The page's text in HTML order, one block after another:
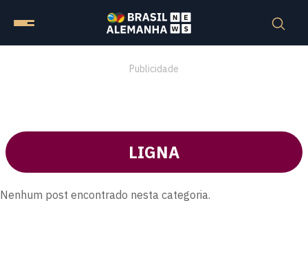
Publicidade
LIGNA
Nenhum post encontrado nesta categoria.